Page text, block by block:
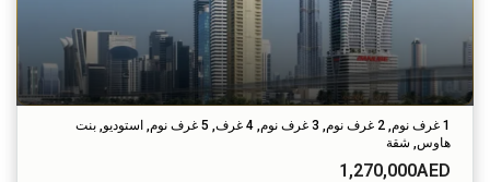
1 غرف نوم, 2 غرف نوم, 3 غرف نوم, 4 غرف, 5 غرف نوم, استوديو, بنت
هاوس, شقة
1,270,000AED